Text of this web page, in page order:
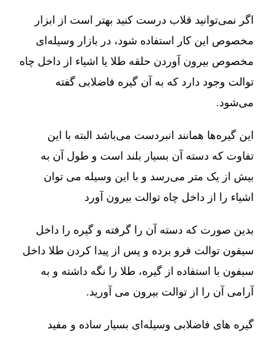
اگر نمی‌توانید قلاب درست کنید بهتر است از ابزار
مخصوص این کار استفاده شود، در بازار وسیله‌ای
مخصوص بیرون آوردن حلقه طلا یا اشیاء از داخل چاه
توالت وجود دارد که به آن گیره فاضلابی گفته
می‌شود.
این گیره‌ها همانند انبردست می‌باشد البته با این
تفاوت که دسته آن بسیار بلند است و طول آن به
بیش از یک متر می‌رسد و با این وسیله می توان
اشیاء را از داخل چاه توالت بیرون آورد
بدین صورت که دسته آن را گرفته و گیره را داخل
سیفون توالت فرو برده و پس از پیدا کردن طلا داخل
سیفون با استفاده از گیره، طلا را نگه داشته و به
آرامی آن را از توالت بیرون می آورید.
گیره های فاضلابی وسیله‌ای بسیار ساده و مفید